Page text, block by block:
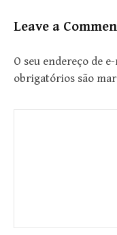
Leave a
O seu endereço de
obrigatórios são